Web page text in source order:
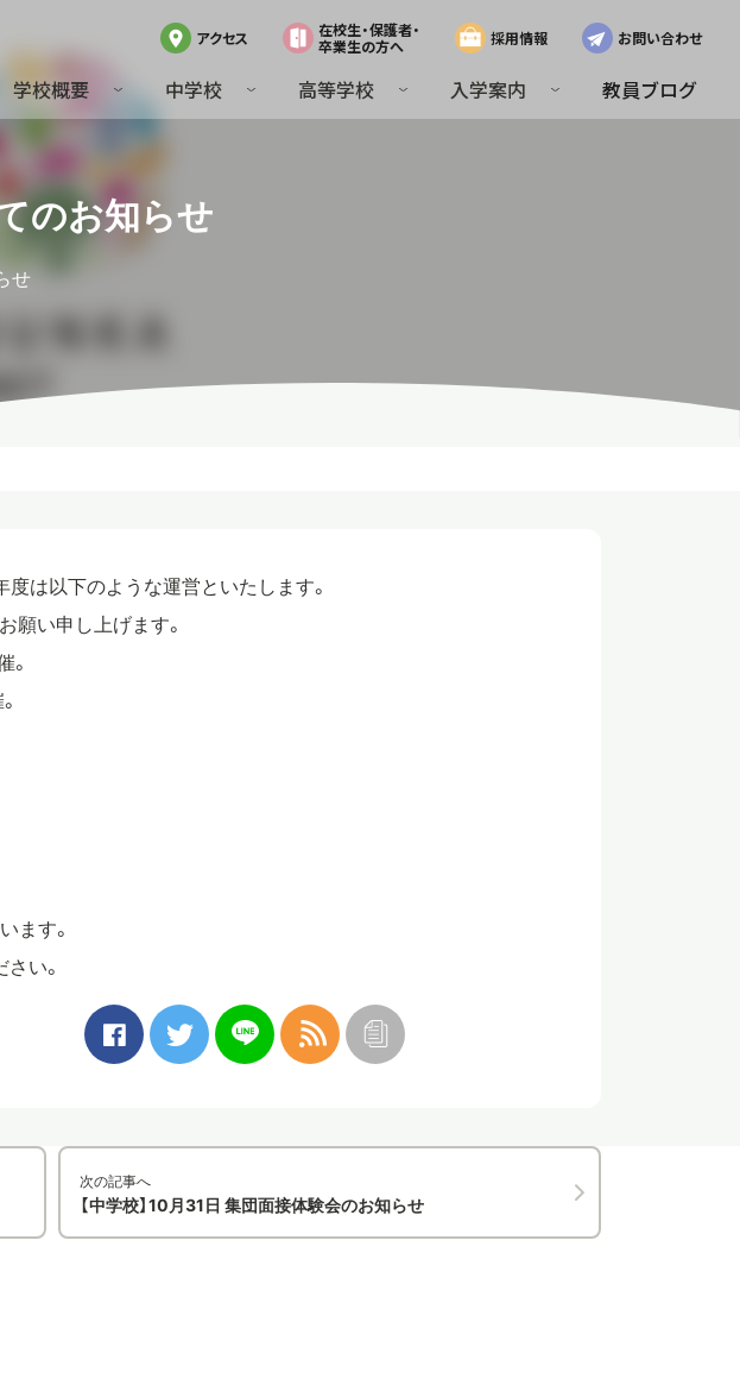
アクセス
在校生・保護者・
卒業生の方へ
採用情報 お問い合わせ
学校概要 中学校 高等学校 入学案内 教員ブログ
のお知らせ
せ
は以下のような運営といたします。
願い申し上げます。
。
ます。
い。
次の記事へ
【中学校】10月31日 集団面接体験会のお知らせ